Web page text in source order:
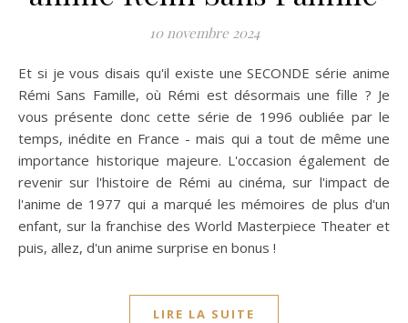
10 novembre 2024
Et si je vous disais qu'il existe une SECONDE série anime
Rémi Sans Famille, où Rémi est désormais une fille ? Je
vous présente donc cette série de 1996 oubliée par le
temps, inédite en France - mais qui a tout de même une
importance historique majeure. L'occasion également de
revenir sur l'histoire de Rémi au cinéma, sur l'impact de
l'anime de 1977 qui a marqué les mémoires de plus d'un
enfant, sur la franchise des World Masterpiece Theater et
puis, allez, d'un anime surprise en bonus !
LIRE LA SUITE